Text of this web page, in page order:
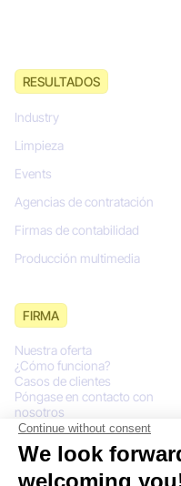
FIRMA
Nuestra oferta
¿Cómo funciona?
Casos de clientes
Póngase en contacto con
nosotros
Ciudades
RESULTADOS
Industry
Limpieza
Events
Agencias de contratación
Firmas de contabilidad
Producción multimedia